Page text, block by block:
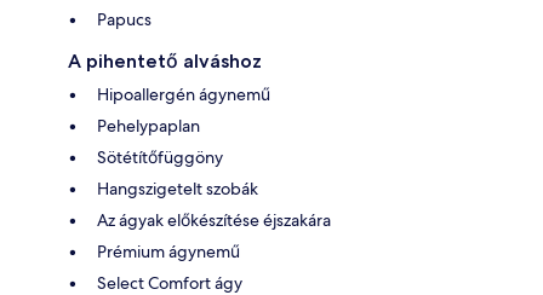
Papucs
A pihentető alváshoz
Hipoallergén ágynemű
Pehelypaplan
Sötétítőfüggöny
Hangszigetelt szobák
Az ágyak előkészítése éjszakára
Prémium ágynemű
Select Comfort ágy